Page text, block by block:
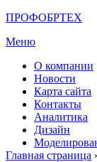
Перейти
содержимому
ПРОФОБРТЕХ
Меню
О компании
Новости
Карта сайта
Контакты
Аналитика
Дизайн
Главная страница